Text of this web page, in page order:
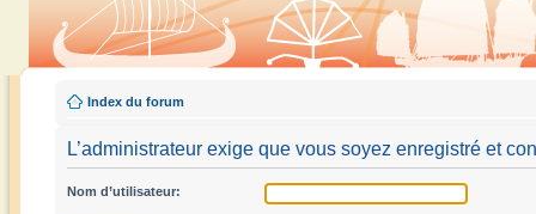
Index du forum
L’administrateur exige que vous soyez enregistré et
Nom d’utilisateur: